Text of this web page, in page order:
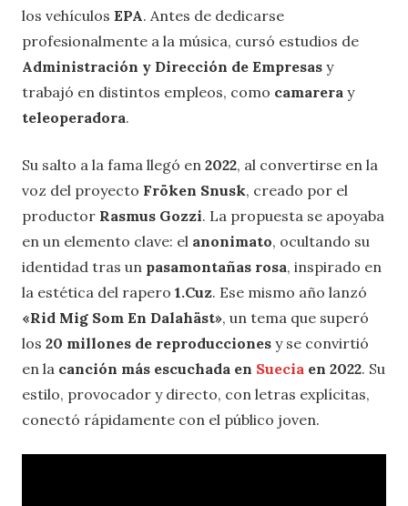
los vehículos EPA. Antes de dedicarse
profesionalmente a la música, cursó estudios de
Administración y Dirección de Empresas y
trabajó en distintos empleos, como camarera y
teleoperadora.
Su salto a la fama llegó en 2022, al convertirse en la
voz del proyecto Fröken Snusk, creado por el
productor Rasmus Gozzi. La propuesta se apoyaba
en un elemento clave: el anonimato, ocultando su
identidad tras un pasamontañas rosa, inspirado en
la estética del rapero 1.Cuz. Ese mismo año lanzó
«Rid Mig Som En Dalahäst», un tema que superó
los 20 millones de reproducciones y se convirtió
en la canción más escuchada en Suecia en 2022. Su
estilo, provocador y directo, con letras explícitas,
conectó rápidamente con el público joven.